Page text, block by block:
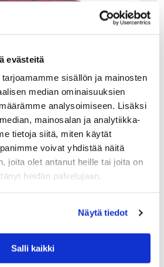
evästeitä
sisällön ja mainosten
median ominaisuuksien
analysoimiseen. Lisäksi
mainosalan ja analytiikka-
tietoja siitä, miten käytät
voivat yhdistää näitä
joita olet antanut heille tai joita on
heidän palvelujaan.
Näytä tiedot
Salli kaikki
STONE JAKKARA, RED
keveys ja muoto helpottaa
erinomaisesti eteiskalusteeksi,…